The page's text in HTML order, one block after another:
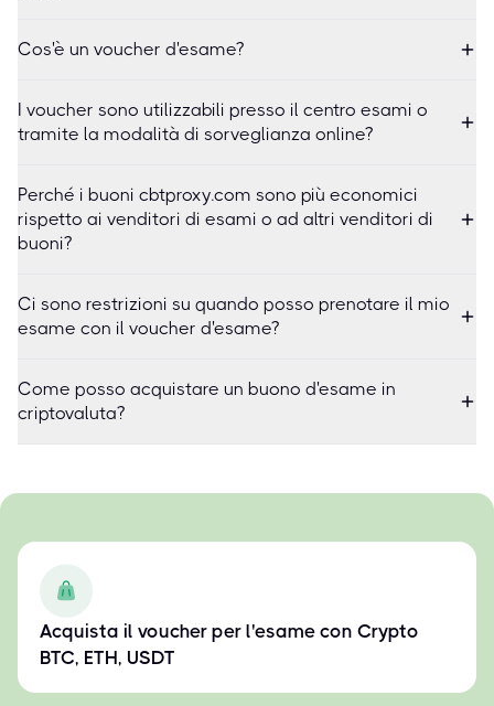
Cos'è un voucher d'esame?
I voucher sono utilizzabili presso il centro esami o
tramite la modalità di sorveglianza online?
Perché i buoni cbtproxy.com sono più economici
rispetto ai venditori di esami o ad altri venditori di
buoni?
Ci sono restrizioni su quando posso prenotare il mio
esame con il voucher d'esame?
Come posso acquistare un buono d'esame in
criptovaluta?
Acquista il voucher per l'esame con Crypto
BTC, ETH, USDT